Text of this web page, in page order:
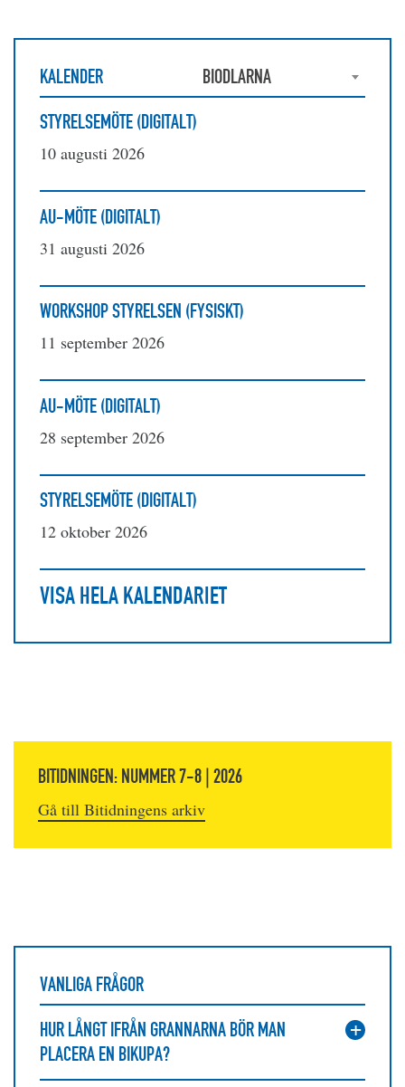
KALENDER
BIODLARNA
STYRELSEMÖTE (DIGITALT)
10 augusti 2026
AU-MÖTE (DIGITALT)
31 augusti 2026
WORKSHOP STYRELSEN (FYSISKT)
11 september 2026
AU-MÖTE (DIGITALT)
28 september 2026
STYRELSEMÖTE (DIGITALT)
12 oktober 2026
VISA HELA KALENDARIET
BITIDNINGEN: NUMMER 7-8 | 2026
Gå till Bitidningens arkiv
VANLIGA FRÅGOR
HUR LÅNGT IFRÅN GRANNARNA BÖR MAN
PLACERA EN BIKUPA?